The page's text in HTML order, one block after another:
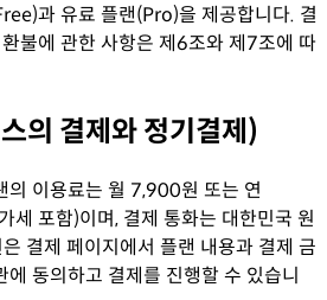
과 유료 플랜(Pro)을 제공합니다. 결
불에 관한 사항은 제6조와 제7조에 따
의 결제와 정기결제)
의 이용료는 월 7,900원 또는 연
세 포함)이며, 결제 통화는 대한민국 원
결제 페이지에서 플랜 내용과 결제 금
에 동의하고 결제를 진행할 수 있습니